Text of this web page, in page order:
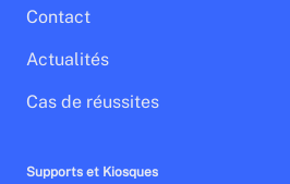
Contact
Actualités
Cas de réussites
Supports et Kiosques